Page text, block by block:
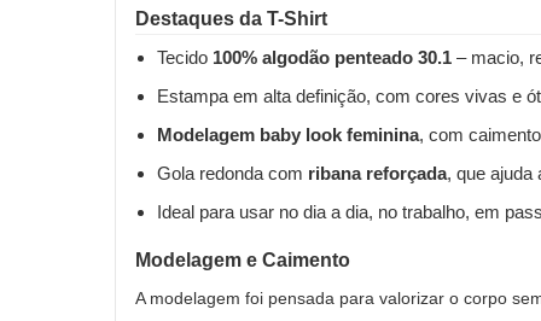
Destaques da T-Shirt
Tecido 100% algodão penteado 30.1 – macio,
Estampa em alta definição, com cores vivas e
Modelagem baby look feminina, com
Gola redonda com ribana reforçada, que ajuda
Ideal para usar no dia a dia, no trabalho, em
Modelagem e Caimento
A modelagem foi pensada para valorizar o corpo